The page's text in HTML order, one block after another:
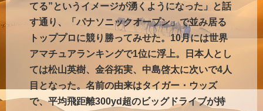
てる”というイメージが湧くようになった」と話
す通り、「パナソニックオープン」で並み居る
トッププロに競り勝ってみせた。10月には世界
アマチュアランキングで1位に浮上。日本人とし
ては松山英樹、金谷拓実、中島啓太に次いで4人
目となった。名前の由来はタイガー・ウッズ
で、平均飛距離300yd超のビッグドライブが持